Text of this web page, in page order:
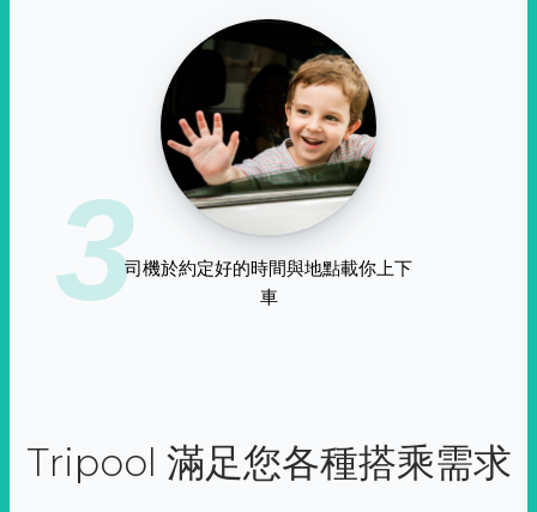
3司機於約定好的時間與地點載你上下
車
Tripool 滿足您各種搭乘需求